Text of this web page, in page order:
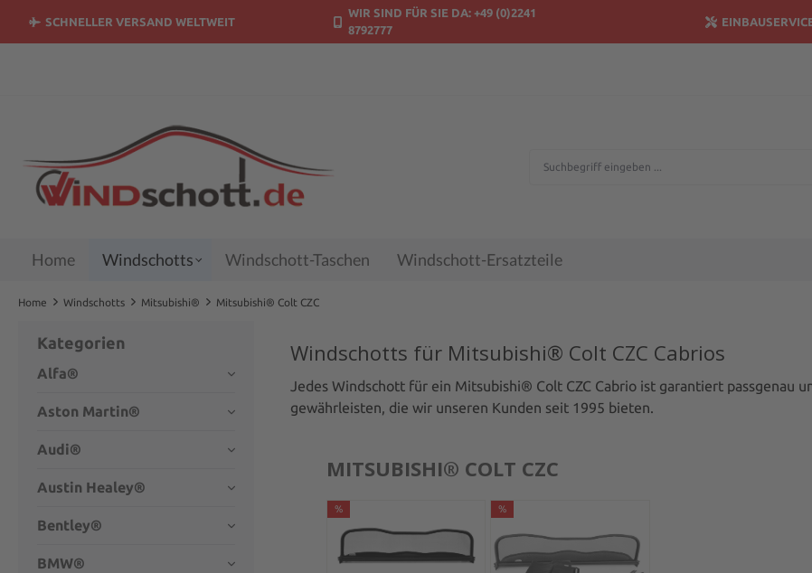
Zur Hauptnavigation springen
SCHNELLER VERSAND WELTWEIT
WIR SIND FÜR SIE DA: +49 (0)2241
8792777
Home Windschotts Windschott-Taschen Windschott-Ersatzteile
Home Windschotts Mitsubishi® Mitsubishi® Colt CZC
Kategorien
Alfa®
Aston Martin®
Audi®
Austin Healey®
Bentley®
BMW®
Windschotts für Mitsubishi® Colt CZC Cabrios
Jedes Windschott für ein Mitsubishi® Colt CZC Cabrio ist garantiert passgenau
gewährleisten, die wir unseren Kunden seit 1995 bieten.
MITSUBISHI® COLT CZC
% %